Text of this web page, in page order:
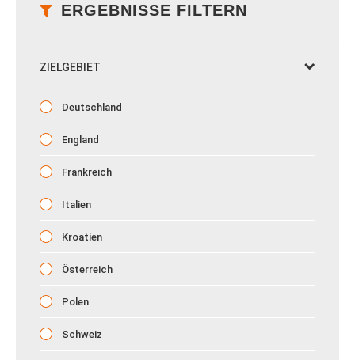
ERGEBNISSE FILTERN
ZIELGEBIET
Deutschland
England
Frankreich
Italien
Kroatien
Österreich
Polen
Schweiz